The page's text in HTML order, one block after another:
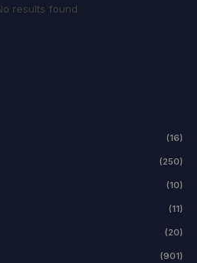
results found
(16)
(250)
(10)
(11)
(20)
(901)